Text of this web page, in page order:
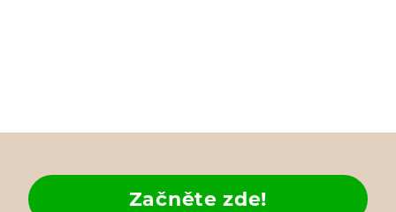
Začněte zde!